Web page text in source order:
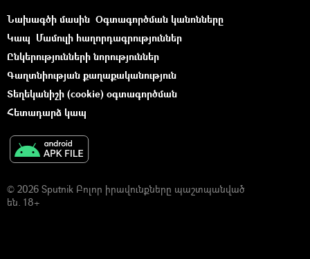
Նախագծի մասին Օգտագործման կանոնները
Կապ Մամուլի հաղորդագրություններ
Ընկերությունների նորություններ
Գաղտնիության քաղաքականություն
Տեղեկանիշի (cookie) օգտագործման
Հետադարձ կապ
© 2026 Sputnik Բոլոր իրավունքները պաշտպանված
են. 18+